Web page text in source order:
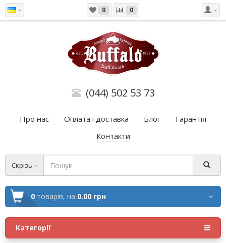
0 0
(044) 502 53 73
Про нас Оплата і доставка Блог
Гарантія
Контакти
Скрізь
0 товарів, на 0.00 грн
Категорії